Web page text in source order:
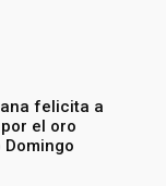
felicita a
el oro